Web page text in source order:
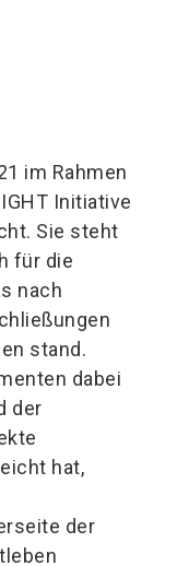
im Rahmen
Initiative
Sie steht
für die
nach
stand.
dabei
der
hat,
der